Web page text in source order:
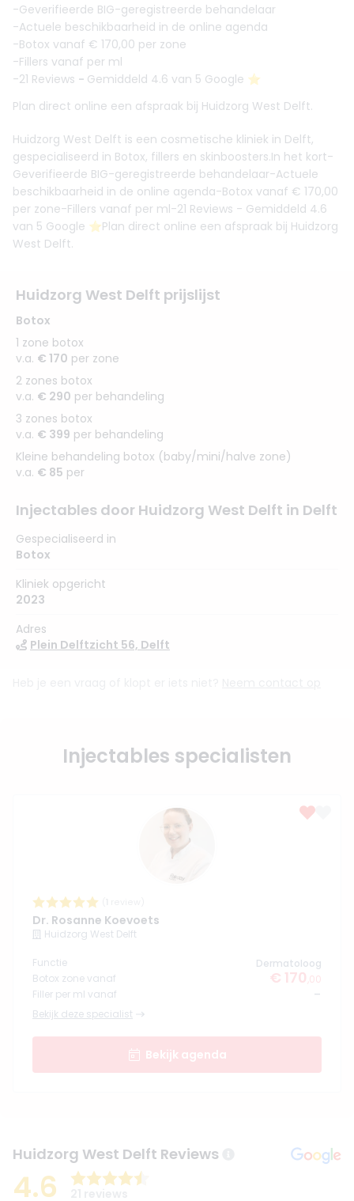
-Geverifieerde BIG-geregistreerde behandelaar
-Actuele beschikbaarheid in de online agenda
-Botox vanaf € 170,00 per zone
-Fillers vanaf per ml
-21 Reviews - Gemiddeld 4.6 van 5 Google ⭐️
Plan direct online een afspraak bij Huidzorg West Delft.
Huidzorg West Delft is een cosmetische kliniek in Delft,
gespecialiseerd in Botox, fillers en skinboosters.In het kort-
Geverifieerde BIG-geregistreerde behandelaar-Actuele
beschikbaarheid in de online agenda-Botox vanaf € 170,00
per zone-Fillers vanaf per ml-21 Reviews - Gemiddeld 4.6
van 5 Google ⭐️Plan direct online een afspraak bij Huidzorg
West Delft.
Huidzorg West Delft prijslijst
Botox
1 zone botox
v.a. € 170 per zone
2 zones botox
v.a. € 290 per behandeling
3 zones botox
v.a. € 399 per behandeling
Kleine behandeling botox (baby/mini/halve zone)
v.a. € 85 per
Injectables door Huidzorg West Delft in Delft
Gespecialiseerd in
Botox
Kliniek opgericht
2023
Adres
Plein Delftzicht 56, Delft
Injectables specialisten
Dr. Rosanne Koevoets
Huidzorg West Delft
Functie
Dermatoloog
Botox zone vanaf
€ 170 ,00
Filler per ml vanaf
-
Bekijk deze specialist
Bekijk agenda
Huidzorg West Delft Reviews
4.6